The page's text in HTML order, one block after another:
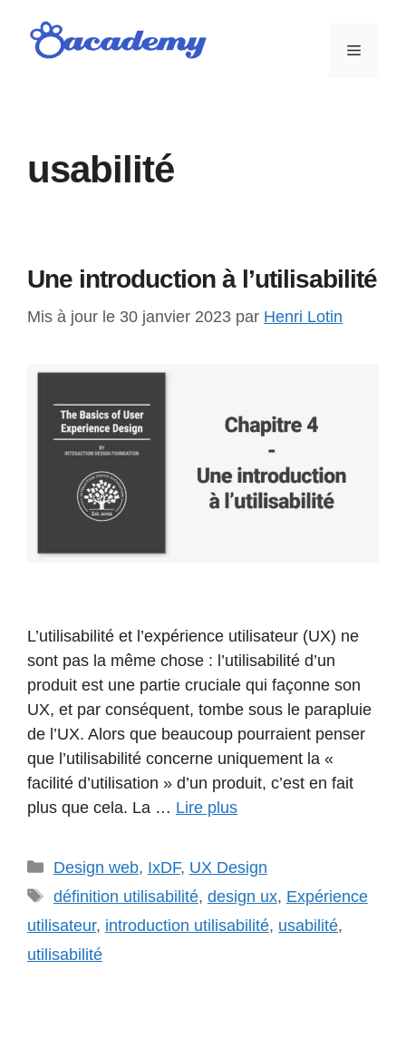
contenu
Menu
usabilité
Une introduction à l’utilisabilité
Mis à jour le 30 janvier 2023 par Henri Lotin
L’utilisabilité et l’expérience utilisateur (UX) ne
sont pas la même chose : l’utilisabilité d’un
produit est une partie cruciale qui façonne son
UX, et par conséquent, tombe sous le parapluie
de l’UX. Alors que beaucoup pourraient penser
que l’utilisabilité concerne uniquement la «
facilité d’utilisation » d’un produit, c’est en fait
plus que cela. La … Lire plus
Catégories
Design web, IxDF, UX Design
Étiquettes
définition utilisabilité, design ux, Expérience
utilisateur, introduction utilisabilité, usabilité,
utilisabilité